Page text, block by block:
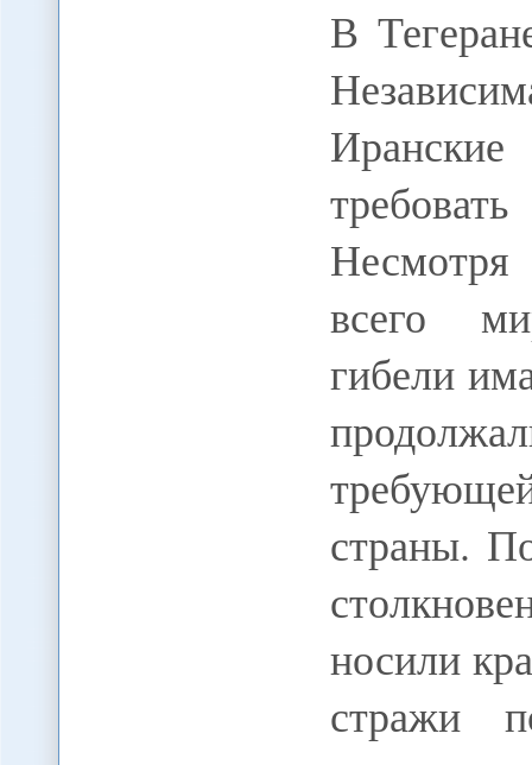
В
всего
гибели
страны.
носили
стражи